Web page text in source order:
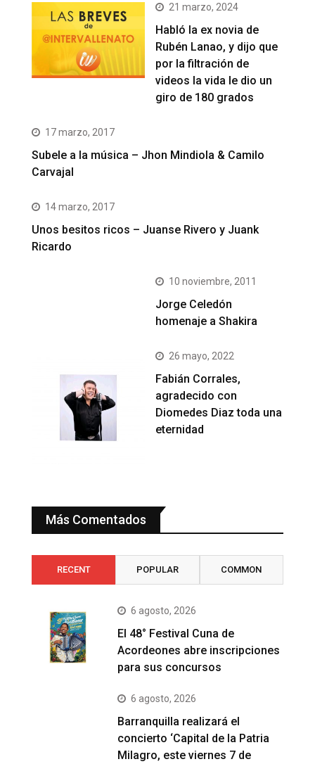
21 marzo, 2024
Habló la ex novia de
Rubén Lanao, y dijo que
por la filtración de
videos la vida le dio un
giro de 180 grados
17 marzo, 2017
Subele a la música – Jhon Mindiola & Camilo
Carvajal
14 marzo, 2017
Unos besitos ricos – Juanse Rivero y Juank
Ricardo
10 noviembre, 2011
Jorge Celedón
homenaje a Shakira
26 mayo, 2022
Fabián Corrales,
agradecido con
Diomedes Diaz toda una
eternidad
Más Comentados
RECENT POPULAR COMMON
6 agosto, 2026
El 48° Festival Cuna de
Acordeones abre inscripciones
para sus concursos
6 agosto, 2026
Barranquilla realizará el
concierto ‘Capital de la Patria
Milagro, este viernes 7 de